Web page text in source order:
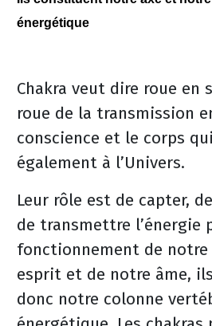
énergétique
Chakra veut dire roue en
roue de la transmission
conscience et le corps
également à l’Univers.
Leur rôle est de capter,
de transmettre l’énergie
fonctionnement de notre
esprit et de notre âme,
donc notre colonne